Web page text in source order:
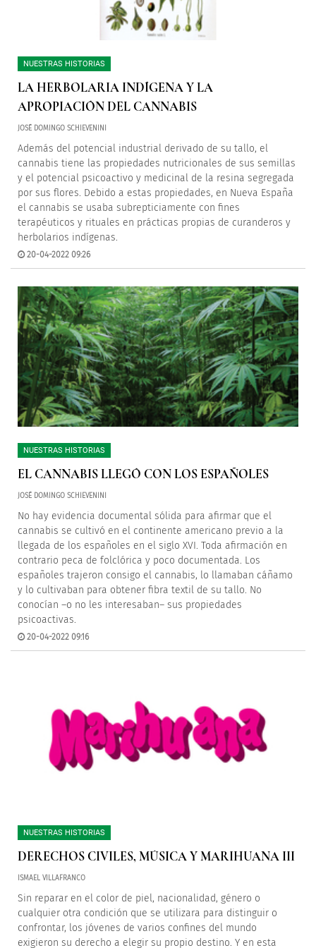
NUESTRAS HISTORIAS
LA HERBOLARIA INDÍGENA Y LA
APROPIACIÓN DEL CANNABIS
JOSÉ DOMINGO SCHIEVENINI
Además del potencial industrial derivado de su tallo, el
cannabis tiene las propiedades nutricionales de sus semillas
y el potencial psicoactivo y medicinal de la resina segregada
por sus flores. Debido a estas propiedades, en Nueva España
el cannabis se usaba subrepticiamente con fines
terapéuticos y rituales en prácticas propias de curanderos y
herbolarios indígenas.
20-04-2022 09:26
NUESTRAS HISTORIAS
EL CANNABIS LLEGÓ CON LOS ESPAÑOLES
JOSÉ DOMINGO SCHIEVENINI
No hay evidencia documental sólida para afirmar que el
cannabis se cultivó en el continente americano previo a la
llegada de los españoles en el siglo XVI. Toda afirmación en
contrario peca de folclórica y poco documentada. Los
españoles trajeron consigo el cannabis, lo llamaban cáñamo
y lo cultivaban para obtener fibra textil de su tallo. No
conocían –o no les interesaban– sus propiedades
psicoactivas.
20-04-2022 09:16
NUESTRAS HISTORIAS
DERECHOS CIVILES, MÚSICA Y MARIHUANA III
ISMAEL VILLAFRANCO
Sin reparar en el color de piel, nacionalidad, género o
cualquier otra condición que se utilizara para distinguir o
confrontar, los jóvenes de varios confines del mundo
exigieron su derecho a elegir su propio destino. Y en esta